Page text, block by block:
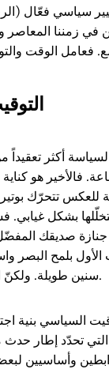
سياسي فعّال
في زمننا المعاصر
أكثر تعقيداً
فالأخير هو
للعكس تتحرّك
بشكل
صديقك
بلمح البصر
سنين طويلة. ولكنّ البشر يدركون الفرق.
السياسي بنية
تحدّد إطار
وأساسيين